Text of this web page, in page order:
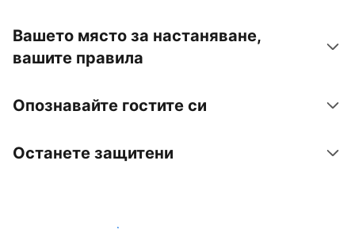
Вашето място за настаняване,
вашите правила
Опознавайте гостите си
Останете защитени
Посрещайте гости с нас днес